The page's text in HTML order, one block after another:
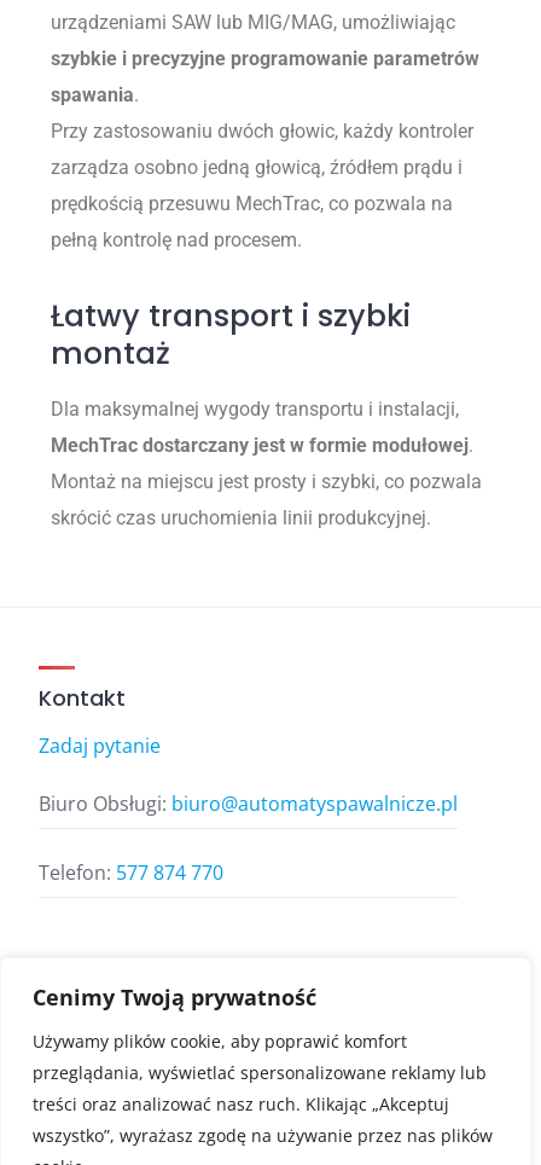
Cenimy Twoją prywatność
Używamy plików cookie, aby poprawić komfort
przeglądania, wyświetlać spersonalizowane reklamy lub
treści oraz analizować nasz ruch. Klikając „Akceptuj
wszystko”, wyrażasz zgodę na używanie przez nas plików
urządzeniami SAW lub MIG/MAG, umożliwiając
szybkie i precyzyjne programowanie parametrów
spawania.
Przy zastosowaniu dwóch głowic, każdy kontroler
zarządza osobno jedną głowicą, źródłem prądu i
prędkością przesuwu MechTrac, co pozwala na
pełną kontrolę nad procesem.
Łatwy transport i szybki
montaż
Dla maksymalnej wygody transportu i instalacji,
MechTrac dostarczany jest w formie modułowej.
Montaż na miejscu jest prosty i szybki, co pozwala
skrócić czas uruchomienia linii produkcyjnej.
Kontakt
Zadaj pytanie
Biuro Obsługi: biuro@automatyspawalnicze.pl
Telefon: 577 874 770